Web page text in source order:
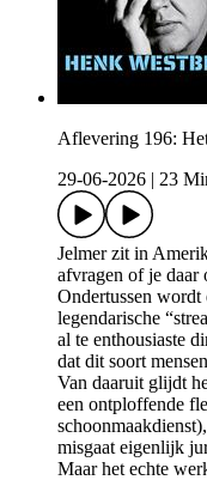
Aflevering 196:
29-06-2026
23
Jelmer zit in
afvragen of je daar
Ondertussen wordt
legendarische
al te enthousiaste
dat dit soort
Van daaruit glijdt
een ontploffende
misgaat eigenlijk
Maar het echte